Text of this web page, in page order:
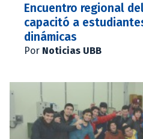
Encuentro regional
capacitó a
dinámicas
Por Noticias UBB